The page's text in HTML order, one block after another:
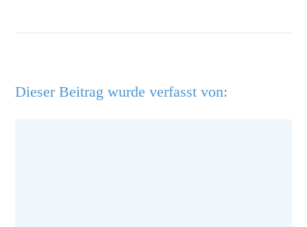
Dieser Beitrag wurde verfasst von: